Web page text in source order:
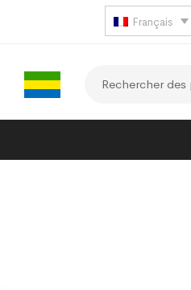
Français